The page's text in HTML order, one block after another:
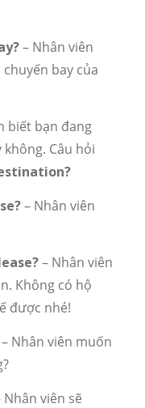
– Nhân viên
bay của
biết bạn đang
Câu hỏi
– Nhân viên
– Nhân viên
Không có hộ
được nhé!
– Nhân viên muốn
Nhân viên sẽ